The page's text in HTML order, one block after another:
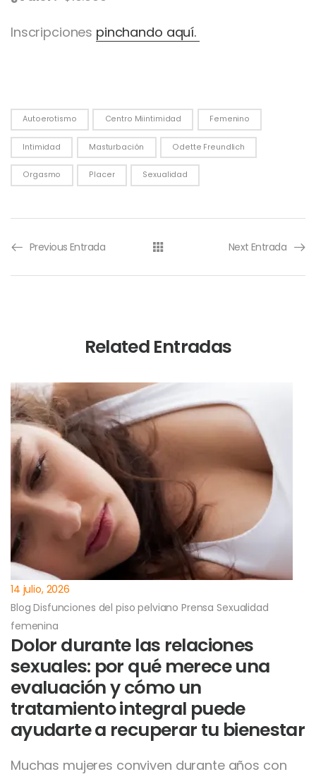
Inscripciones pinchando aquí.
Autoerotismo Centro Miintimidad Femenino
Intimidad Masturbación Odette Freundlich
Orgasmo Placer Sexualidad
Previous Entrada Next Entrada
Related Entradas
14 julio, 2026
Blog Disfunciones del piso pelviano Prensa Sexualidad
femenina
Dolor durante las relaciones
sexuales: por qué merece una
evaluación y cómo un
tratamiento integral puede
ayudarte a recuperar tu bienestar
Muchas mujeres conviven durante años con